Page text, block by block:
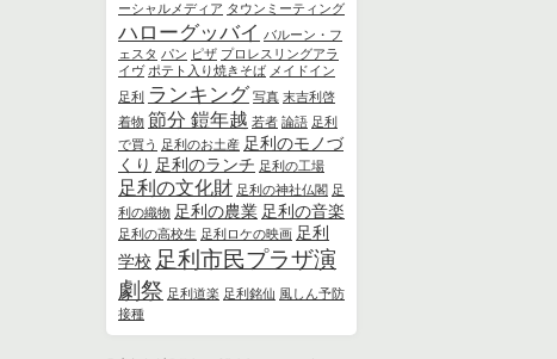
ーシャルメディア タウンミーティング
ハローグッバイ バルーン・フ
ェスタ パン ピザ プロレスリングアラ
イヴ ポテト入り焼きそば メイドイン
足利 ランキング 写真 末吉利啓
着物 節分 鎧年越 若者 論語 足利
で買う 足利のお土産 足利のモノづ
くり 足利のランチ 足利の工場
足利の文化財 足利の神社仏閣 足
利の織物 足利の農業 足利の音楽
足利の高校生 足利ロケの映画 足利
学校 足利市民プラザ演
劇祭 足利道楽 足利銘仙 風しん予防
接種